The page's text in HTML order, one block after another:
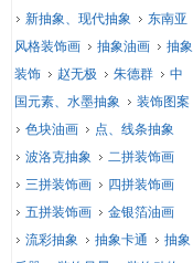
新抽象、现代抽象
东南亚
风格装饰画
抽象油画
抽象
装饰
赵无极 朱德群
中
国元素、水墨抽象
装饰图案
色块油画
点、线条抽象
波洛克抽象
二拼装饰画
三拼装饰画
四拼装饰画
五拼装饰画
金银箔油画
流彩抽象
抽象卡通
抽象